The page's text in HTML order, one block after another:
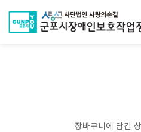
장바구니에 담긴